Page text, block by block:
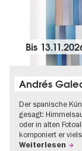
Bis
Andrés
Der spanische
gesagt:
oder in alten
komponiert er
Weiterlesen